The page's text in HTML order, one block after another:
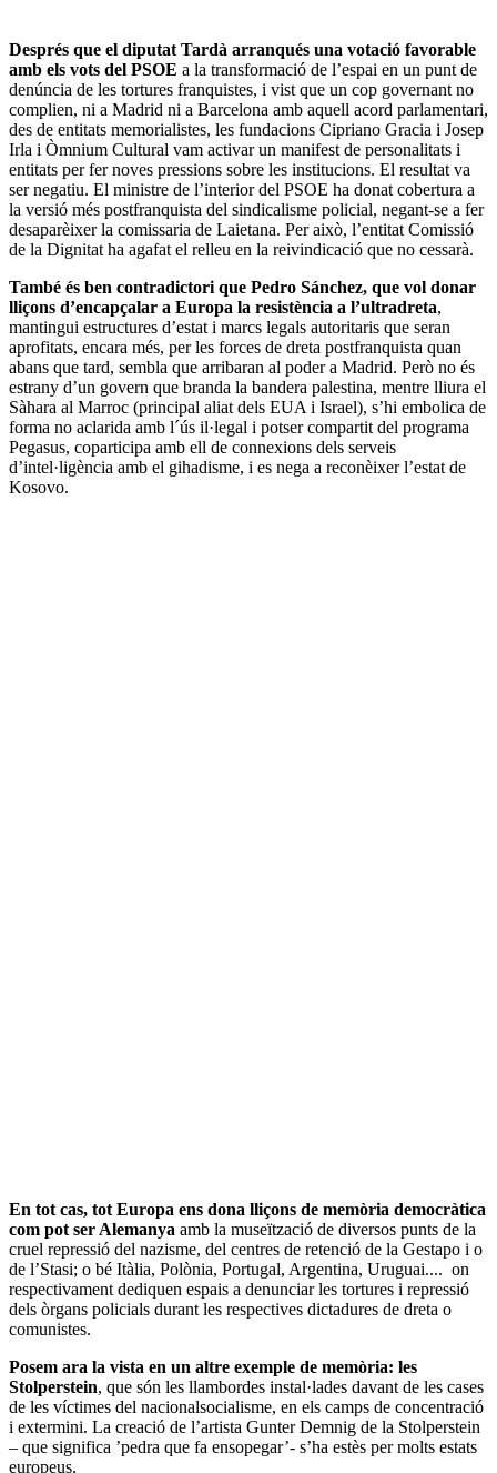
Després que el diputat Tardà arranqués una votació favorable
amb els vots del PSOE a la transformació de l’espai en un punt de
denúncia de les tortures franquistes, i vist que un cop governant no
complien, ni a Madrid ni a Barcelona amb aquell acord parlamentari,
des de entitats memorialistes, les fundacions Cipriano Gracia i Josep
Irla i Òmnium Cultural vam activar un manifest de personalitats i
entitats per fer noves pressions sobre les institucions. El resultat va
ser negatiu. El ministre de l’interior del PSOE ha donat cobertura a
la versió més postfranquista del sindicalisme policial, negant-se a fer
desaparèixer la comissaria de Laietana. Per això, l’entitat Comissió
de la Dignitat ha agafat el relleu en la reivindicació que no cessarà.
També és ben contradictori que Pedro Sánchez, que vol donar
lliçons d’encapçalar a Europa la resistència a l’ultradreta,
mantingui estructures d’estat i marcs legals autoritaris que seran
aprofitats, encara més, per les forces de dreta postfranquista quan
abans que tard, sembla que arribaran al poder a Madrid. Però no és
estrany d’un govern que branda la bandera palestina, mentre lliura el
Sàhara al Marroc (principal aliat dels EUA i Israel), s’hi embolica de
forma no aclarida amb l´ús il·legal i potser compartit del programa
Pegasus, coparticipa amb ell de connexions dels serveis
d’intel·ligència amb el gihadisme, i es nega a reconèixer l’estat de
Kosovo.
En tot cas, tot Europa ens dona lliçons de memòria democràtica
com pot ser Alemanya amb la museïtzació de diversos punts de la
cruel repressió del nazisme, del centres de retenció de la Gestapo i o
de l’Stasi; o bé Itàlia, Polònia, Portugal, Argentina, Uruguai.... on
respectivament dediquen espais a denunciar les tortures i repressió
dels òrgans policials durant les respectives dictadures de dreta o
comunistes.
Posem ara la vista en un altre exemple de memòria: les
Stolperstein, que són les llambordes instal·lades davant de les cases
de les víctimes del nacionalsocialisme, en els camps de concentració
i extermini. La creació de l’artista Gunter Demnig de la Stolperstein
– que significa ’pedra que fa ensopegar’- s’ha estès per molts estats
europeus.